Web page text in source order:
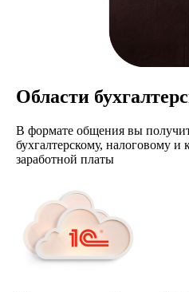
Области
В формате общения вы
бухгалтерскому, налоговому и
заработной платы